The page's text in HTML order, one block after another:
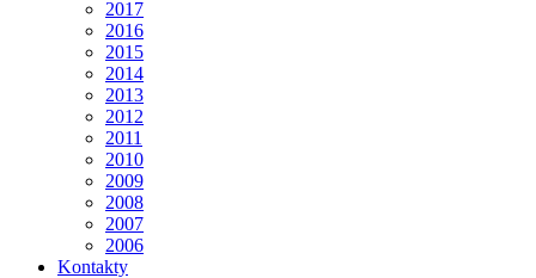
2017
2016
2015
2014
2013
2012
2011
2010
2009
2008
2007
2006
Kontakty